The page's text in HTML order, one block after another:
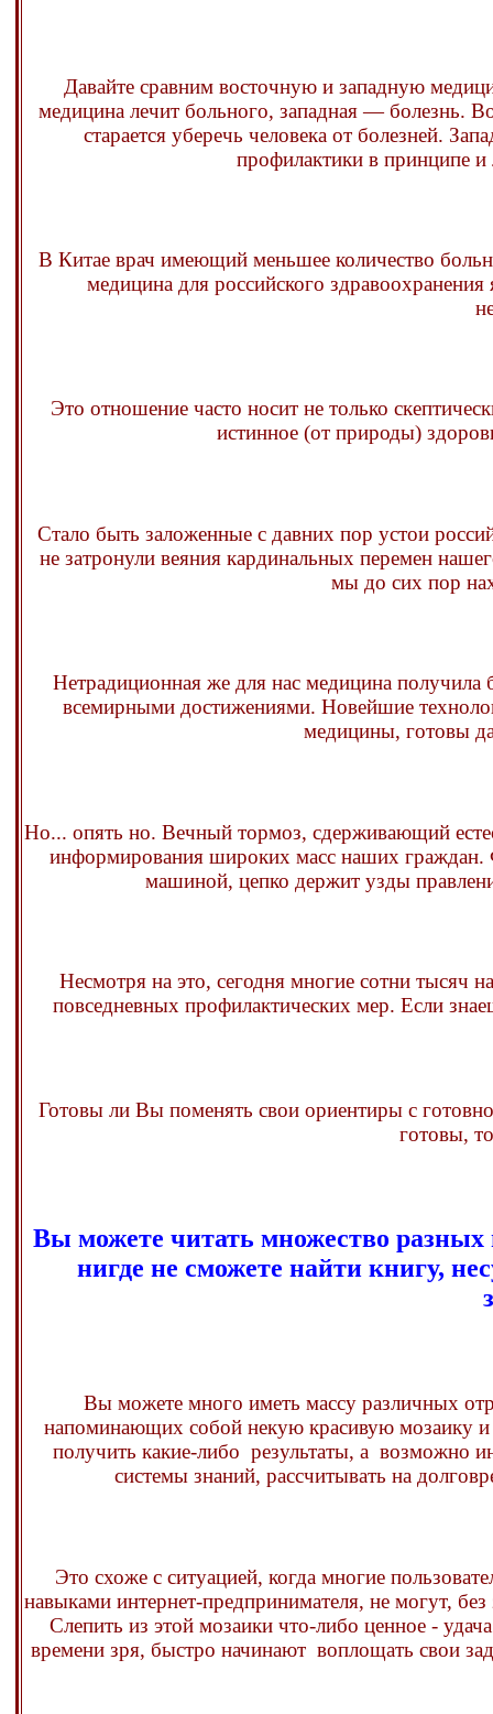
Давайте сравним восточную и западную
медицина лечит больного, западная — болезнь.
старается уберечь человека от болезней.
профилактики в принципе
В Китае врач имеющий меньшее количество
медицина для российского
Это отношение часто носит не только
истинное (от природы)
Стало быть заложенные с давних пор устои
не затронули веяния кардинальных перемен
мы до сих пор
Нетрадиционная же для нас медицина получила
всемирными достижениями. Новейшие
медицины, готовы
Но... опять но. Вечный тормоз, сдерживающий
информирования широких масс наших граждан.
машиной, цепко держит узды
Несмотря на это, сегодня многие сотни тысяч
повседневных профилактических мер. Если
Готовы ли Вы поменять свои ориентиры с
готовы,
Вы можете читать множество
нигде не сможете найти книгу,
Вы можете много иметь массу различных
напоминающих собой некую красивую мозаику и
получить какие-либо результаты, а возможно
системы знаний, рассчитывать на
Это схоже с ситуацией, когда многие
навыками интернет-предпринимателя, не могут,
Слепить из этой мозаики что-либо ценное -
времени зря, быстро начинают воплощать свои